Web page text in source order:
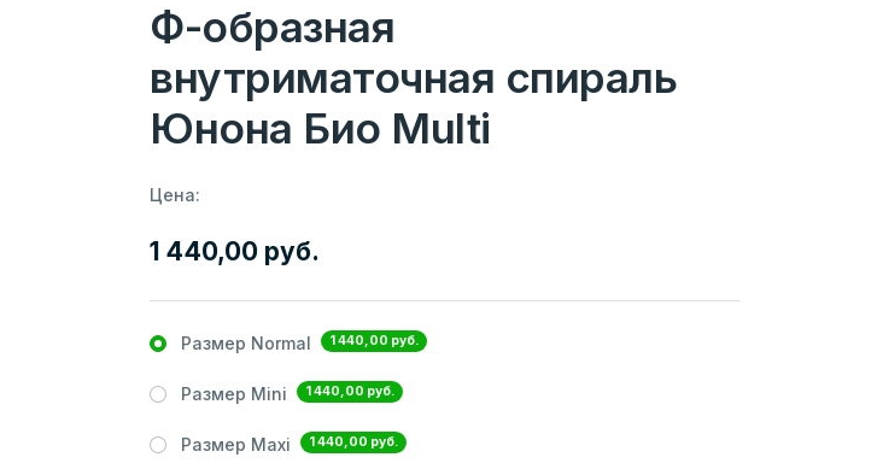
Ф-образная
внутриматочная спираль
Юнона Био Multi
Цена:
1 440,00 руб.
Размер Normal 1 440,00 руб.
Размер Mini 1 440,00 руб.
Размер Maxi 1 440,00 руб.